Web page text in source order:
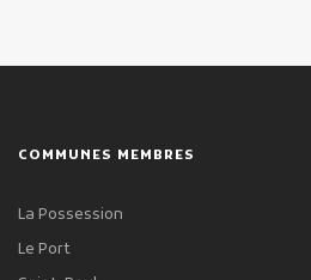
COMMUNES MEMBRES
La Possession
Le Port